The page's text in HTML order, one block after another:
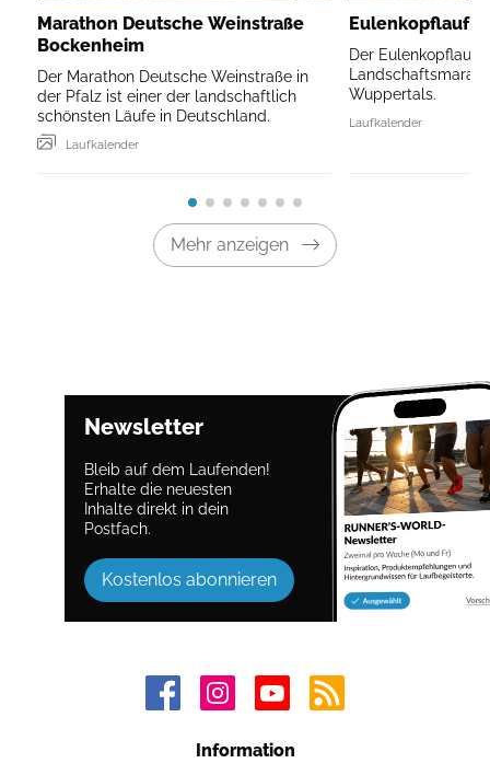
Marathon Deutsche Weinstraße
Bockenheim
Der Marathon Deutsche Weinstraße in
der Pfalz ist einer der landschaftlich
schönsten Läufe in Deutschland.
Laufkalender
Eulenkopflauf
Der Eulenkopflauf
Wuppertals.
Laufkalender
Mehr anzeigen
Newsletter
Bleib auf dem Laufenden!
Erhalte die neuesten
Inhalte direkt in dein
Postfach.
Kostenlos abonnieren
Information